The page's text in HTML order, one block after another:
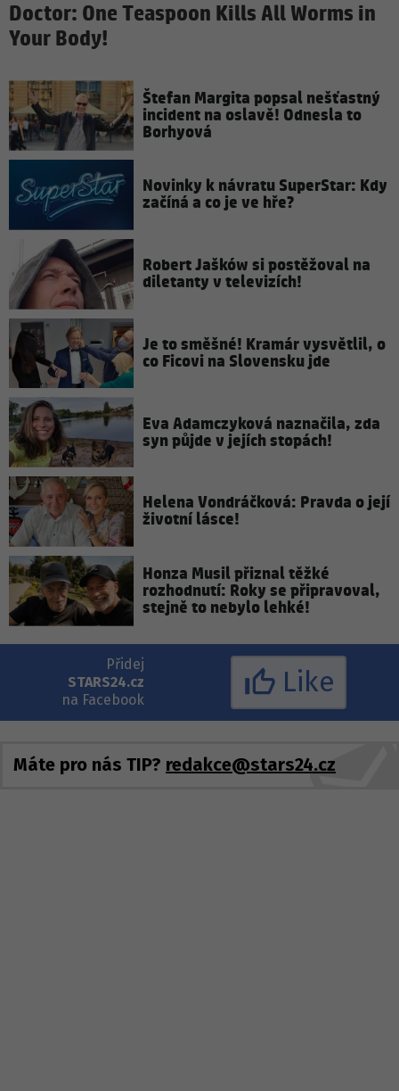
Doctor: One Teaspoon Kills All Worms in
Your Body!
Štefan Margita popsal nešťastný
incident na oslavě! Odnesla to
Borhyová
Novinky k návratu SuperStar: Kdy
začíná a co je ve hře?
Robert Jašków si postěžoval na
diletanty v televizích!
Je to směšné! Kramár vysvětlil, o
co Ficovi na Slovensku jde
Eva Adamczyková naznačila, zda
syn půjde v jejích stopách!
Helena Vondráčková: Pravda o její
životní lásce!
Honza Musil přiznal těžké
rozhodnutí: Roky se připravoval,
stejně to nebylo lehké!
Přidej
STARS24.cz
na Facebook
Like
Máte pro nás TIP? redakce@stars24.cz